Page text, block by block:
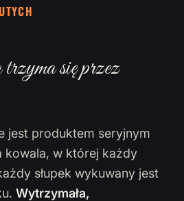
się przez
jest produktem seryjnym
w której każdy
słupek wykuwany jest
Wytrzymała,